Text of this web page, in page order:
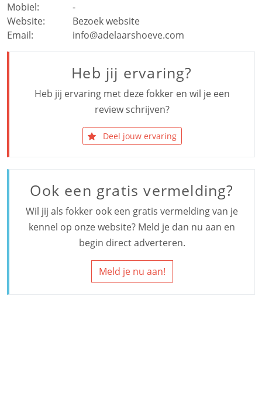
Mobiel:
-
Website:
Bezoek website
Email:
info@adelaarshoeve.com
Heb jij ervaring?
Heb jij ervaring met deze fokker en wil je een
review schrijven?
Deel jouw ervaring
Ook een gratis vermelding?
Wil jij als fokker ook een gratis vermelding van je
kennel op onze website? Meld je dan nu aan en
begin direct adverteren.
Meld je nu aan!